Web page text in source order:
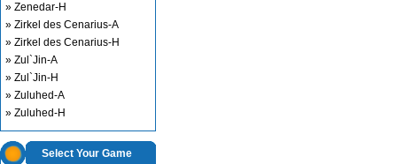
» Zenedar-H
» Zirkel des Cenarius-A
» Zirkel des Cenarius-H
» Zul`Jin-A
» Zul`Jin-H
» Zuluhed-A
» Zuluhed-H
Select Your Game